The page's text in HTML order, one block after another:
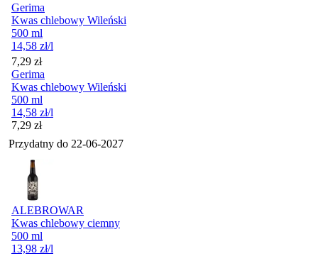
Gerima
Kwas chlebowy Wileński
500 ml
14,58 zł/l
Cena
7,29 zł
Gerima
Kwas chlebowy Wileński
500 ml
14,58 zł/l
Cena
7,29 zł
Przydatny do 22-06-2027
ALEBROWAR
Kwas chlebowy ciemny
500 ml
13,98 zł/l